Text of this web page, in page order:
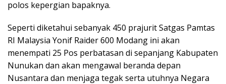
polos kepergian bapaknya.
Seperti diketahui sebanyak 450 prajurit Satgas Pamtas
RI Malaysia Yonif Raider 600 Modang ini akan
menempati 25 Pos perbatasan di sepanjang Kabupaten
Nunukan dan akan mengawal beranda depan
Nusantara dan menjaga tegak serta utuhnya Negara